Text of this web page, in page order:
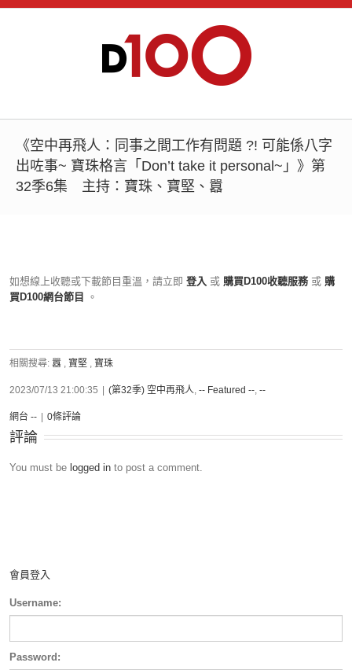
《空中再飛人：同事之間工作有問題 ?! 可能係八字
出咗事~ 寶珠格言「Don’t take it personal~」》第
32季6集 主持：寶珠、寶堅、囂
如想線上收聽或下載節目重溫，請立即 登入 或 購買D100收聽服務 或 購
買D100網台節目
。
相關搜尋: 囂 , 寶堅 , 寶珠
2023/07/13 21:00:35 (第32季) 空中再飛人, -- Featured --, --
網台 -- 0條評論
評論
You must be logged in to post a comment.
會員登入
Username:
Password: